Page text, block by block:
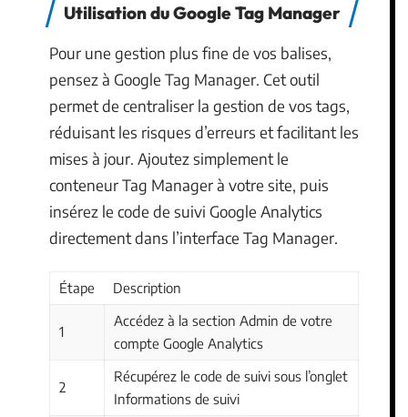
Utilisation du Google Tag Manager
Pour une gestion plus fine de vos balises,
pensez à Google Tag Manager. Cet outil
permet de centraliser la gestion de vos tags,
réduisant les risques d’erreurs et facilitant les
mises à jour. Ajoutez simplement le
conteneur Tag Manager à votre site, puis
insérez le code de suivi Google Analytics
directement dans l’interface Tag Manager.
Étape Description
1
Accédez à la section Admin de votre
compte Google Analytics
2
Récupérez le code de suivi sous l’onglet
Informations de suivi